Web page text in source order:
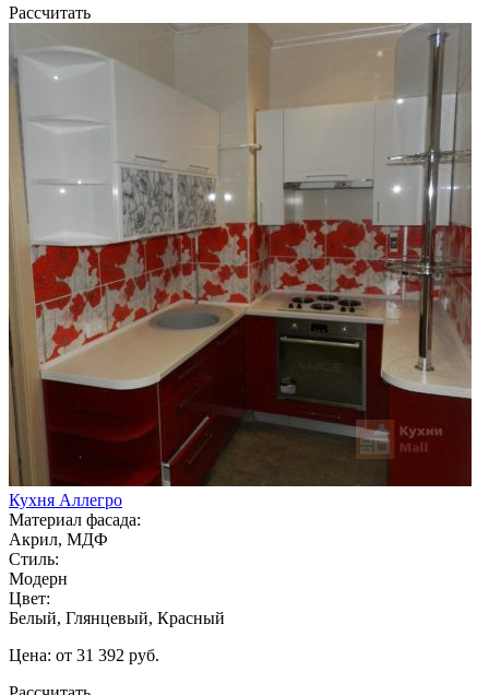
Рассчитать
Кухня Аллегро
Материал фасада:
Акрил, МДФ
Стиль:
Модерн
Цвет:
Белый, Глянцевый, Красный
Цена: от 31 392 руб.